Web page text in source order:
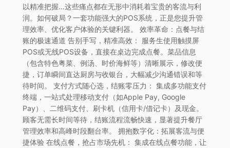
以精准把握…这些痛点都在无形中消耗着宝贵的客流与利
润。如何破局？一套功能强大的POS系统，正是您提升管
理效率、优化客户体验的关键利器。 效率革命：点餐与结
账的极速通道 告别手写，精准高效： 服务生使用触摸屏
POS或无线POS设备，直接在桌边完成点餐。菜品信息
（包含特色粤菜、例汤、时价海鲜等）清晰展示，修改便
捷，订单瞬间直达厨房与收银台，大幅减少沟通错误和等
待时间。 支付方式随心选，结账零压力： 集成多功能支付
终端，一站式处理移动支付（如Apple Pay, Google
Pay）、二维码支付、刷卡机（信用卡/借记卡）及现金。
顾客无需长时间等待，结账流程流畅快速，显著提升餐厅
管理效率和高峰时段翻台率。 拥抱数字化：拓展客流与便
捷体验 在线点餐，抢占市场先机： 集成在线点餐功能，让